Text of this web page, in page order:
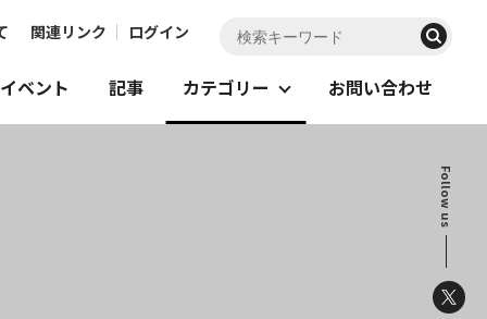
関連リンク ログイン
イベント 記事 カテゴリー お問い合わせ
Follow us